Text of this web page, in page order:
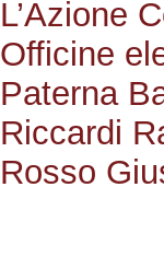
L’Azione
Officine
Paterna
Riccardi
Rosso